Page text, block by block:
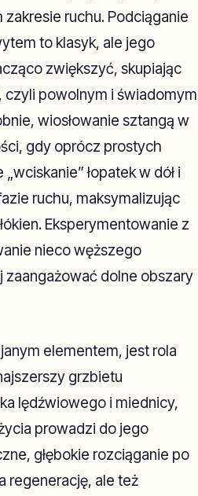
zakresie ruchu. Podciąganie
to klasyk, ale jego
zwiększyć, skupiając
czyli powolnym i świadomym
wiosłowanie sztangą w
gdy oprócz prostych
łopatek w dół i
ruchu, maksymalizując
Eksperymentowanie z
nieco węższego
dolne obszary
elementem, jest rola
grzbietu
lędźwiowego i miednicy,
prowadzi do jego
głębokie rozciąganie po
regenerację, ale też